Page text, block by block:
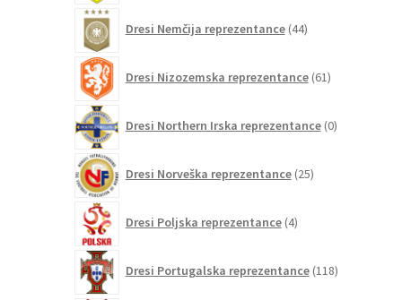
Dresi Nemčija reprezentance 44izdelkov
Dresi Nizozemska reprezentance 61izdelkov
Dresi Northern Irska reprezentance 0izdelkov
Dresi Norveška reprezentance 25izdelkov
Dresi Poljska reprezentance 4izdelki
Dresi Portugalska reprezentance 118izdelkov